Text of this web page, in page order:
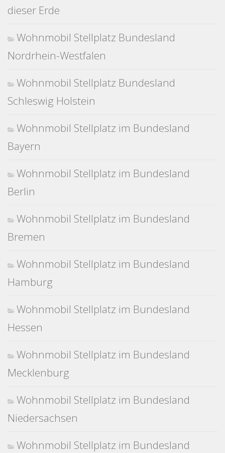
dieser Erde
Wohnmobil Stellplatz Bundesland
Nordrhein-Westfalen
Wohnmobil Stellplatz Bundesland
Schleswig Holstein
Wohnmobil Stellplatz im Bundesland
Bayern
Wohnmobil Stellplatz im Bundesland
Berlin
Wohnmobil Stellplatz im Bundesland
Bremen
Wohnmobil Stellplatz im Bundesland
Hamburg
Wohnmobil Stellplatz im Bundesland
Hessen
Wohnmobil Stellplatz im Bundesland
Mecklenburg
Wohnmobil Stellplatz im Bundesland
Niedersachsen
Wohnmobil Stellplatz im Bundesland